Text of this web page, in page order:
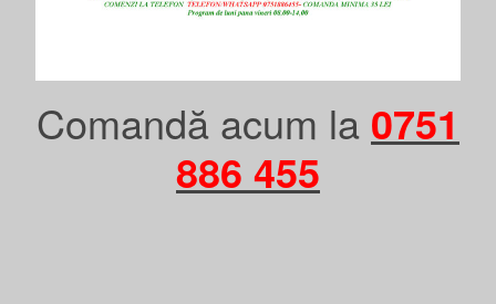
Comandă acum la 0751
886 455